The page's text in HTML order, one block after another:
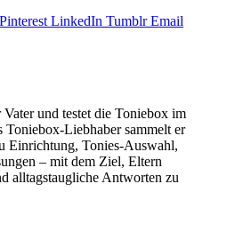
Pinterest LinkedIn Tumblr Email
und testet die Toniebox im
Liebhaber sammelt er
Einrichtung, Tonies-Auswahl,
– mit dem Ziel, Eltern
alltagstaugliche Antworten zu